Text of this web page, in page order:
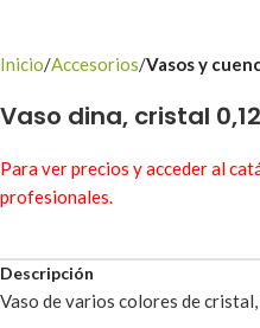
Inicio Accesorios Vasos y
Vaso dina, cristal
Para ver precios y acceder al
profesionales.
Descripción
Vaso de varios colores de